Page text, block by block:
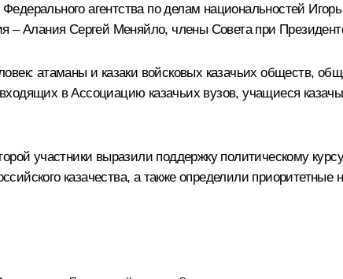
агентства по делам национальностей
– Алания Сергей Меняйло, члены Совета при
атаманы и казаки войсковых казачьих обществ,
в Ассоциацию казачьих вузов, учащиеся
участники выразили поддержку политическому
казачества, а также определили приоритетные